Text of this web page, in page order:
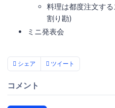
料理は都度注文す
割り勘)
ミニ発表会
シェア ツイート
コメント